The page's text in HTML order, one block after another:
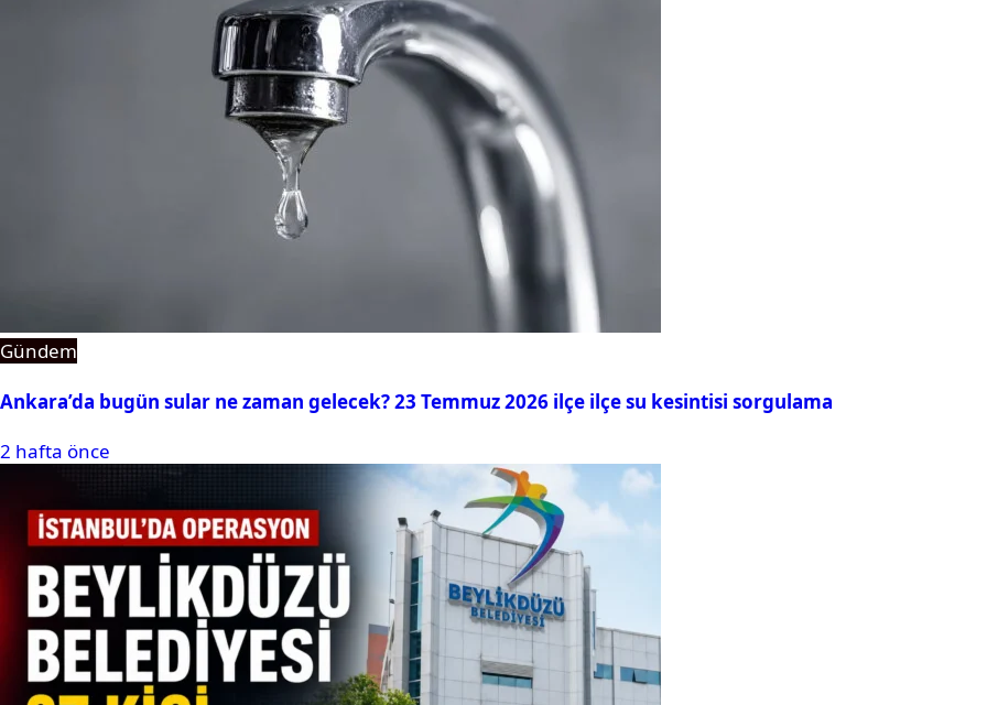
Gündem
Ankara’da bugün sular ne zaman gelecek? 23 Temmuz 2026 ilçe ilçe su kesintisi sorgulama
2 hafta önce